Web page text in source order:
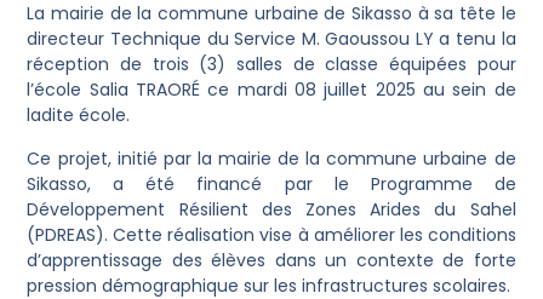
La mairie de la commune urbaine de Sikasso à sa tête le
directeur Technique du Service M. Gaoussou LY a tenu la
réception de trois (3) salles de classe équipées pour
l’école Salia TRAORÉ ce mardi 08 juillet 2025 au sein de
ladite école.
Ce projet, initié par la mairie de la commune urbaine de
Sikasso, a été financé par le Programme de
Développement Résilient des Zones Arides du Sahel
(PDREAS). Cette réalisation vise à améliorer les conditions
d’apprentissage des élèves dans un contexte de forte
pression démographique sur les infrastructures scolaires.